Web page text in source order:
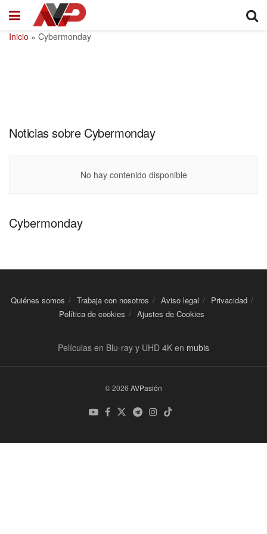
Inicio » Cybermonday
Noticias sobre Cybermonday
No hay contenido disponible
Cybermonday
Quiénes somos Trabaja con nosotros Aviso legal
Privacidad
Política de cookies
Ajustes de Cookies
Películas en Blu-ray y UHD 4K en mubis
© 2026 AVPasión